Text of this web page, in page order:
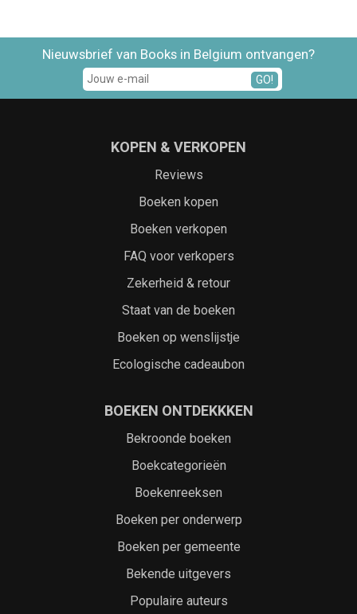
Nieuwsbrief van Books in Belgium ontvangen?
GO!
KOPEN & VERKOPEN
Reviews
Boeken kopen
Boeken verkopen
FAQ voor verkopers
Zekerheid & retour
Staat van de boeken
Boeken op wenslijstje
Ecologische cadeaubon
BOEKEN ONTDEKKKEN
Bekroonde boeken
Boekcategorieën
Boekenreeksen
Boeken per onderwerp
Boeken per gemeente
Bekende uitgevers
Populaire auteurs